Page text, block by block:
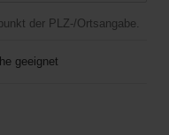
der PLZ-/Ortsangabe.
geeignet